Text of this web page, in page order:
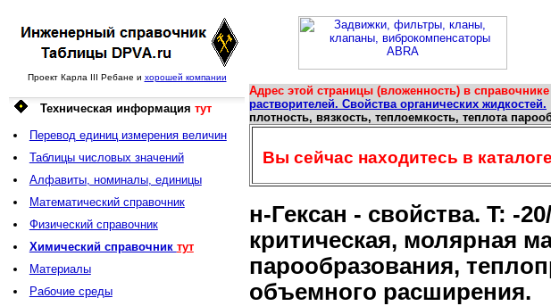
Проект Карла III Ребане и хорошей компании
Техническая информация тут
Перевод единиц измерения величин
Таблицы числовых значений
Алфавиты, номиналы, единицы
Математический справочник
Физический справочник
Химический справочник тут
Материалы
Рабочие среды
Адрес этой страницы (вложенность) в
растворителей. Свойства органических жидкостей.
плотность, вязкость, теплоемкость, теплота
Вы сейчас находитесь в
н-Гексан - свойства. T: -
критическая, молярная
парообразования,
объемного расширения.